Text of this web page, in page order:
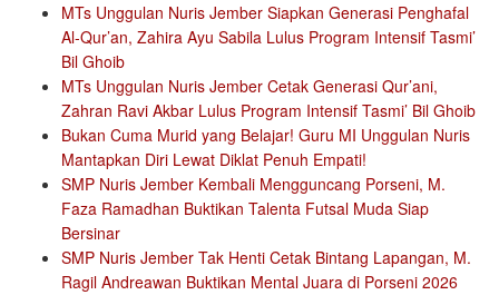
MTs Unggulan Nuris Jember Siapkan Generasi Penghafal
Al-Qur’an, Zahira Ayu Sabila Lulus Program Intensif Tasmi’
Bil Ghoib
MTs Unggulan Nuris Jember Cetak Generasi Qur’ani,
Zahran Ravi Akbar Lulus Program Intensif Tasmi’ Bil Ghoib
Bukan Cuma Murid yang Belajar! Guru MI Unggulan Nuris
Mantapkan Diri Lewat Diklat Penuh Empati!
SMP Nuris Jember Kembali Mengguncang Porseni, M.
Faza Ramadhan Buktikan Talenta Futsal Muda Siap
Bersinar
SMP Nuris Jember Tak Henti Cetak Bintang Lapangan, M.
Ragil Andreawan Buktikan Mental Juara di Porseni 2026